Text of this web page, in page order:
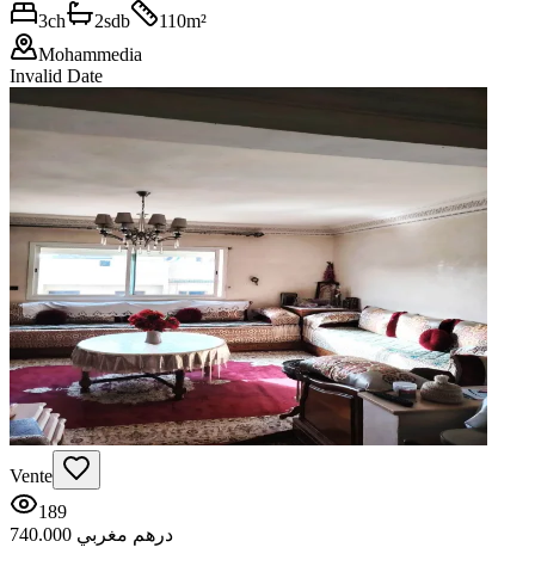
3ch 2sdb 110m²
Mohammedia
Invalid Date
Vente
189
740.000 درهم مغربي